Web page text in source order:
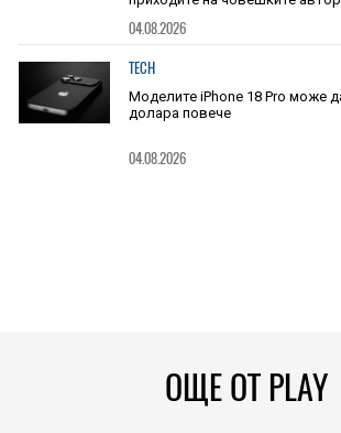
04.08.2026
TECH
Моделите iPhone 18 Pro може
долара повече
04.08.2026
ОЩЕ ОТ PLAY